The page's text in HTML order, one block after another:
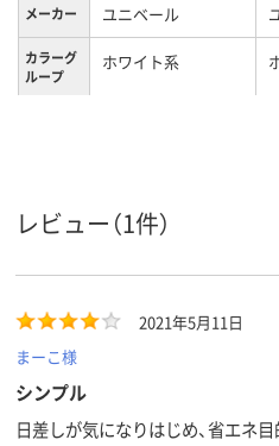
メーカー ユニベール
カラーグ
ループ
ホワイト系
レビュー（1件）
2021年5月11日
まーこ様
シンプル
日差しが気になりはじめ、省エネ